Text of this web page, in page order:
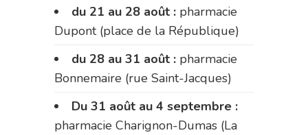
du 21 au 28 août : pharmacie
Dupont (place de la République)
du 28 au 31 août : pharmacie
Bonnemaire (rue Saint-Jacques)
Du 31 août au 4 septembre :
pharmacie Charignon-Dumas (La